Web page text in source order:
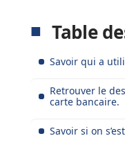
Table
Savoir qui a
Retrouver le
carte bancaire.
Savoir si on